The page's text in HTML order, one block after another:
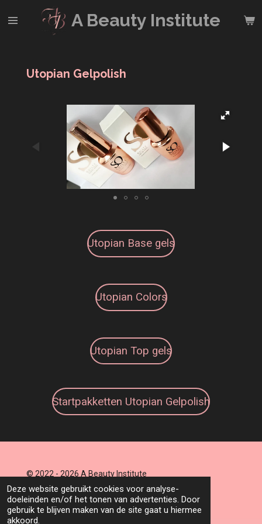
Deze website gebruikt cookies voor analyse-
doeleinden en/of het tonen van advertenties. Door
gebruik te blijven maken van de site gaat u hiermee
akkoord.
direct
A Beauty Institute
Utopian Gelpolish
Utopian Base gels
Utopian Colors
Utopian Top gels
Startpakketten Utopian Gelpolish
© 2022 - 2026 A Beauty Institute
Powered byJouwWeb